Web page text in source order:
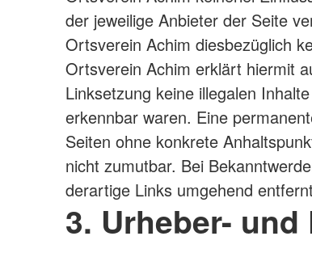
der jeweilige Anbieter der Seite
Ortsverein Achim diesbezüglich
Ortsverein Achim erklärt hiermit
Linksetzung keine illegalen
erkennbar waren. Eine
Seiten ohne konkrete
nicht zumutbar. Bei
derartige Links umgehend
3. Urheber-